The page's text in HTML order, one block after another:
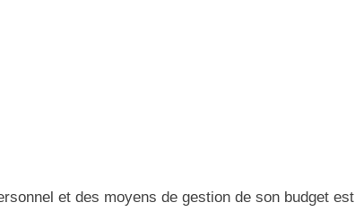
et des moyens de gestion de son budget est